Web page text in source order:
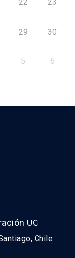
22 23
29 30
5 6
UC
Chile